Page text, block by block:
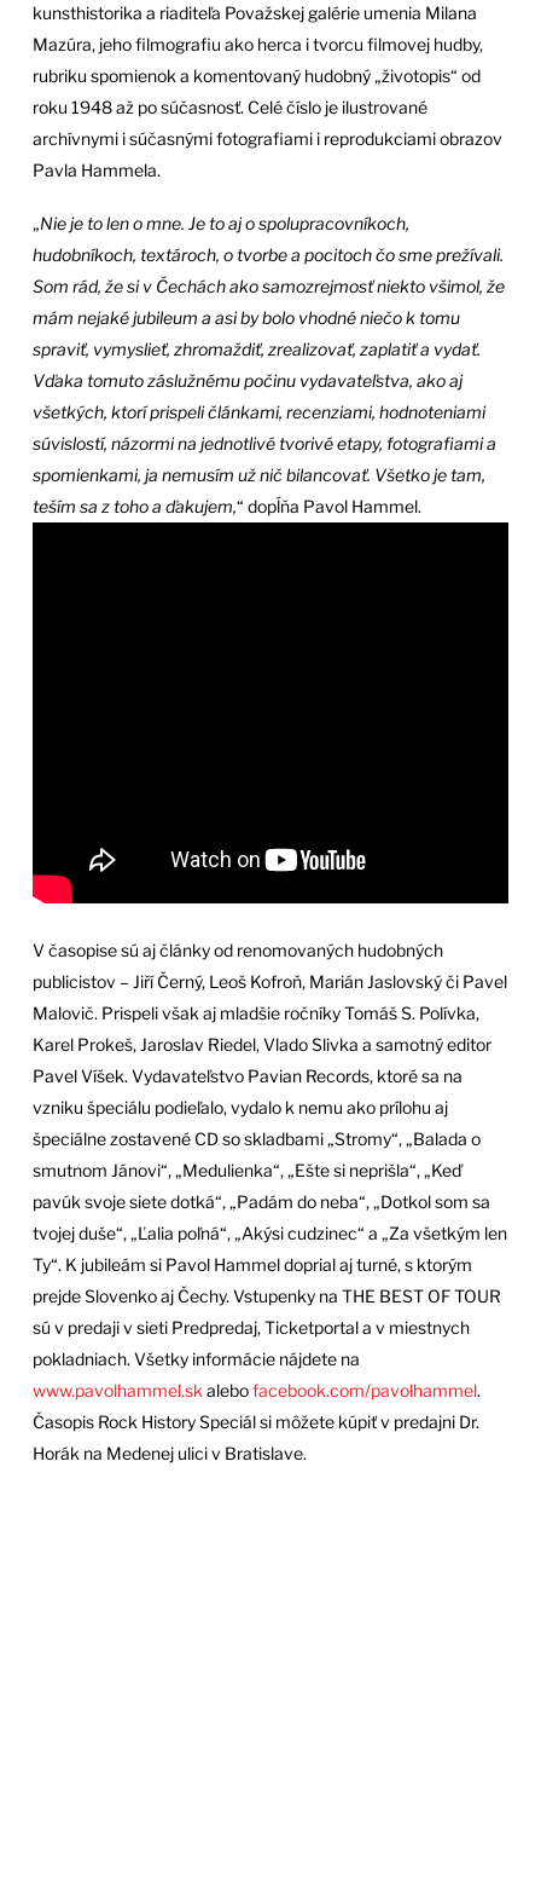
kunsthistorika a riaditeľa Považskej galérie umenia Milana
Mazúra, jeho filmografiu ako herca i tvorcu filmovej hudby,
rubriku spomienok a komentovaný hudobný „životopis“ od
roku 1948 až po súčasnosť. Celé číslo je ilustrované
archívnymi i súčasnými fotografiami i reprodukciami obrazov
Pavla Hammela.
„Nie je to len o mne. Je to aj o spolupracovníkoch,
hudobníkoch, textároch, o tvorbe a pocitoch čo sme prežívali.
Som rád, že si v Čechách ako samozrejmosť niekto všimol, že
mám nejaké jubileum a asi by bolo vhodné niečo k tomu
spraviť, vymyslieť, zhromaždiť, zrealizovať, zaplatiť a vydať.
Vďaka tomuto záslužnému počinu vydavateľstva, ako aj
všetkých, ktorí prispeli článkami, recenziami, hodnoteniami
súvislostí, názormi na jednotlivé tvorivé etapy, fotografiami a
spomienkami, ja nemusím už nič bilancovať. Všetko je tam,
teším sa z toho a ďakujem,“ dopĺňa Pavol Hammel.
V časopise sú aj články od renomovaných hudobných
publicistov – Jiří Černý, Leoš Kofroň, Marián Jaslovský či Pavel
Malovič. Prispeli však aj mladšie ročníky Tomáš S. Polívka,
Karel Prokeš, Jaroslav Riedel, Vlado Slivka a samotný editor
Pavel Víšek. Vydavateľstvo Pavian Records, ktoré sa na
vzniku špeciálu podieľalo, vydalo k nemu ako prílohu aj
špeciálne zostavené CD so skladbami „Stromy“, „Balada o
smutnom Jánovi“, „Medulienka“, „Ešte si neprišla“, „Keď
pavúk svoje siete dotká“, „Padám do neba“, „Dotkol som sa
tvojej duše“, „Ľalia poľná“, „Akýsi cudzinec“ a „Za všetkým len
Ty“. K jubileám si Pavol Hammel doprial aj turné, s ktorým
prejde Slovenko aj Čechy. Vstupenky na THE BEST OF TOUR
sú v predaji v sieti Predpredaj, Ticketportal a v miestnych
pokladniach. Všetky informácie nájdete na
www.pavolhammel.sk alebofacebook.com/pavolhammel.
Časopis Rock History Speciál si môžete kúpiť v predajni Dr.
Horák na Medenej ulici v Bratislave.